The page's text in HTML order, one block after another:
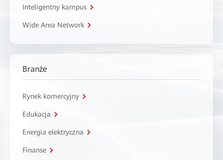
Inteligentny kampus
Wide Area Network
Branże
Rynek komercyjny
Edukacja
Energia elektryczna
Finanse